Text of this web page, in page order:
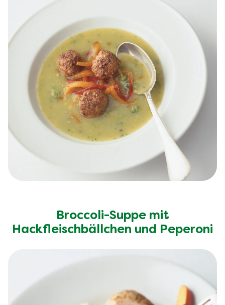
Broccoli-Suppe mit
Hackfleischbällchen und Peperoni